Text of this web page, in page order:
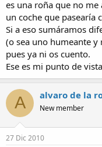
es una roña que no
un coche que pasearía
Si a eso sumáramos
(o sea uno humeante
pues ya ni os cuento.
Ese es mi punto de
A alvaro de la
New member
27 Dic 2010